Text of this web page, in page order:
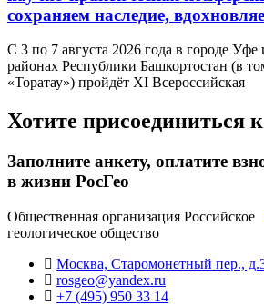
сохраняем наследие,
С 3 по 7 августа 2026 года в городе
районах Республики Башкортостан (в
«Торатау») пройдёт XI Всероссийская
Хотите присоединиться
Заполните анкету, оплатите
в жизни РосГео
Общественная организация Российское
геологическое общество
Москва, Старомонетный пер.,
rosgeo@yandex.ru
+7 (495) 950 33 14